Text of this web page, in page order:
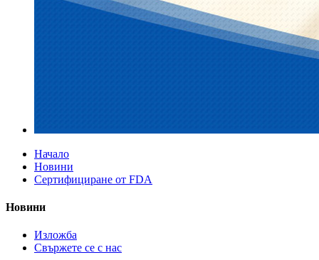
Начало
Новини
Сертифициране от FDA
Новини
Изложба
Свържете се с нас